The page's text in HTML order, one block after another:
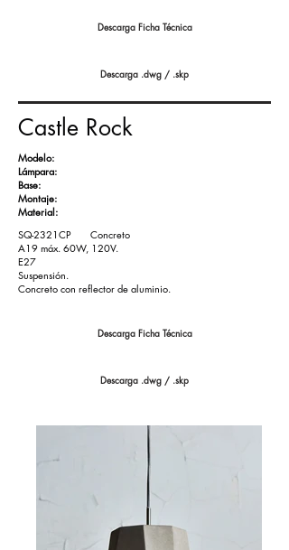
Descarga Ficha Técnica
Descarga .dwg / .skp
Castle Rock
Modelo:
Lámpara:
Base:
Montaje:
Material:
SQ-2321CP Concreto
A19 máx. 60W, 120V.
E27
Suspensión.
Concreto con reflector de aluminio.
Descarga Ficha Técnica
Descarga .dwg / .skp